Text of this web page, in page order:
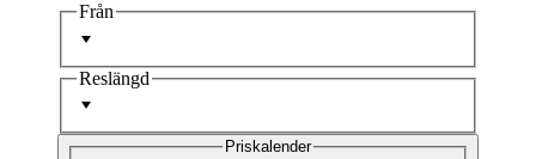
Från
Reslängd
Priskalender